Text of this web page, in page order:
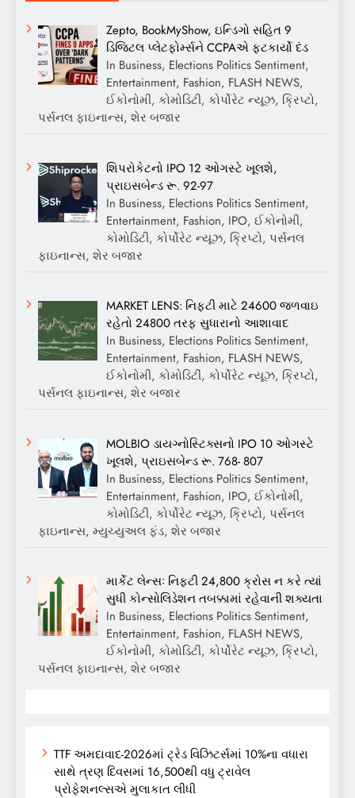
Zepto, BookMyShow, ઇન્ડિગો સહિત 9
ડિજિટલ પ્લેટફોર્મ્સને CCPAએ ફટકાર્યો દંડ
In Business, Elections Politics Sentiment,
Entertainment, Fashion, FLASH NEWS,
ઈકોનોમી, કોમોડિટી, કોર્પોરેટ ન્યૂઝ, ક્રિપ્ટો,
પર્સનલ ફાઇનાન્સ, શેર બજાર
શિપરોકેટનો IPO 12 ઓગસ્ટે ખૂલશે,
પ્રાઇસબેન્ડ રૂ. 92-97
In Business, Elections Politics Sentiment,
Entertainment, Fashion, IPO, ઈકોનોમી,
કોમોડિટી, કોર્પોરેટ ન્યૂઝ, ક્રિપ્ટો, પર્સનલ
ફાઇનાન્સ, શેર બજાર
MARKET LENS: નિફ્ટી માટે 24600 જળવાઇ
રહેતો 24800 તરફ સુધારાનો આશાવાદ
In Business, Elections Politics Sentiment,
Entertainment, Fashion, FLASH NEWS,
ઈકોનોમી, કોમોડિટી, કોર્પોરેટ ન્યૂઝ, ક્રિપ્ટો,
પર્સનલ ફાઇનાન્સ, શેર બજાર
MOLBIO ડાયગ્નોસ્ટિક્સનો IPO 10 ઓગસ્ટે
ખૂલશે, પ્રાઇસબેન્ડ રૂ. 768- 807
In Business, Elections Politics Sentiment,
Entertainment, Fashion, IPO, ઈકોનોમી,
કોમોડિટી, કોર્પોરેટ ન્યૂઝ, ક્રિપ્ટો, પર્સનલ
ફાઇનાન્સ, મ્યુચ્યુઅલ ફંડ, શેર બજાર
માર્કેટ લેન્સઃ નિફ્ટી 24,800 ક્રોસ ન કરે ત્યાં
સુધી કોન્સોલિડેશન તબક્કામાં રહેવાની શક્યતા
In Business, Elections Politics Sentiment,
Entertainment, Fashion, FLASH NEWS,
ઈકોનોમી, કોમોડિટી, કોર્પોરેટ ન્યૂઝ, ક્રિપ્ટો,
પર્સનલ ફાઇનાન્સ, શેર બજાર
TTF અમદાવાદ-2026માં ટ્રેડ વિઝિટર્સમાં 10%ના વધારા
સાથે ત્રણ દિવસમાં 16,500થી વધુ ટ્રાવેલ
પ્રોફેશનલ્સએ મુલાકાત લીધી